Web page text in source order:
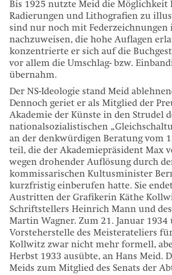
Bis 1925 nutzte Meid die Möglichkeit
Radierungen und Lithografien zu
sind nur noch mit
nachzuweisen, die hohe Auflagen
konzentrierte er sich auf die
vor allem die Umschlag- bzw.
übernahm.
Der NS-Ideologie stand Meid
Dennoch geriet er als Mitglied der
Akademie der Künste in den Strudel
nationalsozialistischen
an der denkwürdigen Beratung vom
teil, die der Akademiepräsident Max
wegen drohender Auflösung durch
kommissarischen Kultusminister
kurzfristig einberufen hatte. Sie
Austritten der Grafikerin Käthe
Schriftstellers Heinrich Mann und
Martin Wagner. Zum 21. Januar
Vorsteherstelle des Meisterateliers
Kollwitz zwar nicht mehr formell,
Herbst 1933 ausübte, an Hans Meid.
Meids zum Mitglied des Senats der